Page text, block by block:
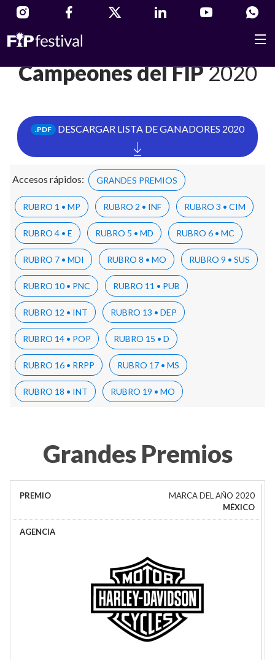
Campeones del FIP2020
.PDF DESCARGAR LISTA DE GANADORES 2020
Accesos rápidos: GRANDES PREMIOS
RUBRO 1 • MP RUBRO 2 • INF RUBRO 3 • CIM
RUBRO 4 • E RUBRO 5 • MD RUBRO 6 • MC
RUBRO 7 • MDI RUBRO 8 • MO RUBRO 9 • SUS
RUBRO 10 • PNC RUBRO 11 • PUB
RUBRO 12 • INT RUBRO 13 • DEP
RUBRO 14 • POP RUBRO 15 • D
RUBRO 16 • RRPP RUBRO 17 • MS
RUBRO 18 • INT RUBRO 19 • MO
Grandes Premios
MARCA DEL AÑO 2020
MÉXICO